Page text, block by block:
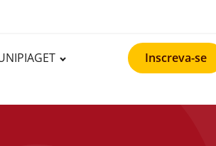
Inscreva-se